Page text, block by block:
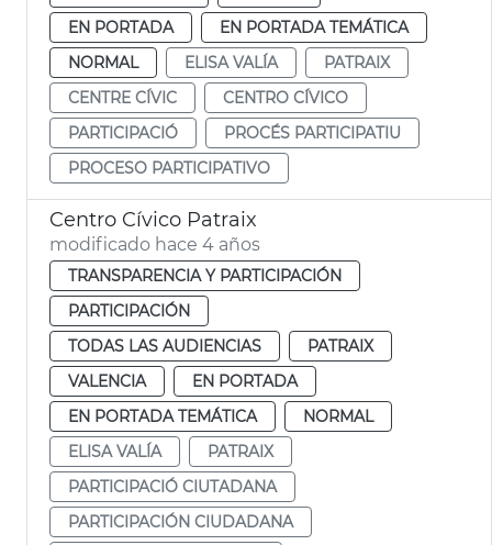
EN PORTADA
EN PORTADA TEMÁTICA
NORMAL
ELISA VALÍA
PATRAIX
CENTRE CÍVIC
CENTRO CÍVICO
PARTICIPACIÓ
PROCÉS PARTICIPATIU
PROCESO PARTICIPATIVO
Centro Cívico Patraix
modificado hace 4 años
TRANSPARENCIA Y PARTICIPACIÓN
PARTICIPACIÓN
TODAS LAS AUDIENCIAS
PATRAIX
VALENCIA
EN PORTADA
EN PORTADA TEMÁTICA
NORMAL
ELISA VALÍA
PATRAIX
PARTICIPACIÓ CIUTADANA
PARTICIPACIÓN CIUDADANA